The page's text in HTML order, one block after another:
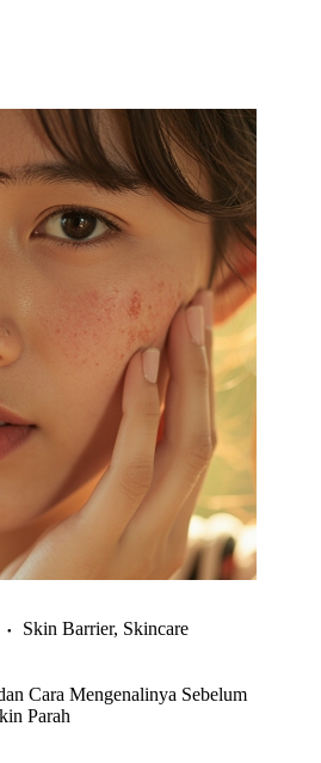
Skin Barrier, Skincare
Cara Mengenalinya Sebelum
Parah